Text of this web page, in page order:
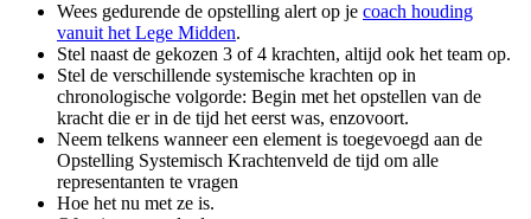
Wees gedurende de opstelling alert op je coach houding
vanuit het Lege Midden.
Stel naast de gekozen 3 of 4 krachten, altijd ook het team op.
Stel de verschillende systemische krachten op in
chronologische volgorde: Begin met het opstellen van de
kracht die er in de tijd het eerst was, enzovoort.
Neem telkens wanneer een element is toegevoegd aan de
Opstelling Systemisch Krachtenveld de tijd om alle
representanten te vragen
Hoe het nu met ze is.